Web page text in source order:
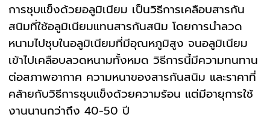
การชุบแข็งด้วยอลูมิเนียม เป็นวิธีการเคลือบสารกัน
สนิมที่ใช้อลูมิเนียมแทนสารกันสนิม โดยการนำลวด
หนามไปชุบในอลูมิเนียมที่มีอุณหภูมิสูง จนอลูมิเนียม
เข้าไปเคลือบลวดหนามทั้งหมด วิธีการนี้มีความทนทาน
ต่อสภาพอากาศ ความหนาของสารกันสนิม และราคาที่
คล้ายกับวิธีการชุบแข็งด้วยความร้อน แต่มีอายุการใช้
งานนานกว่าถึง 40-50 ปี